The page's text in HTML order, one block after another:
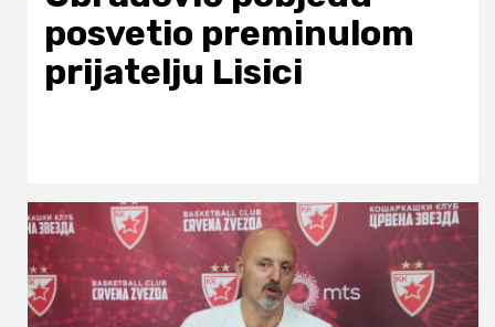
posvetio preminulom
prijatelju Lisici